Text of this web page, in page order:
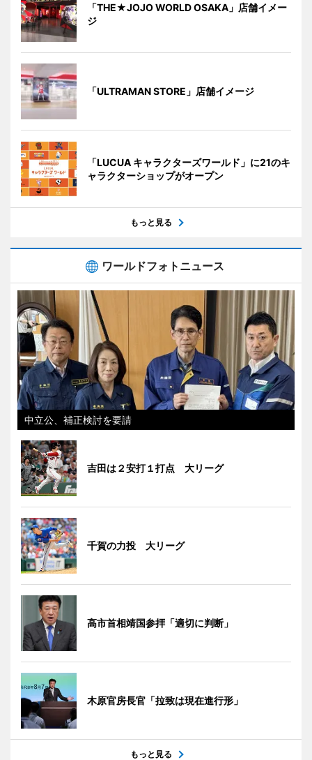
「THE★JOJO WORLD OSAKA」店舗イメー
ジ
「ULTRAMAN STORE」店舗イメージ
「LUCUA キャラクターズワールド」に21のキ
ャラクターショップがオープン
もっと見る
ワールドフォトニュース
中立公、補正検討を要請
吉田は２安打１打点 大リーグ
千賀の力投 大リーグ
高市首相靖国参拝「適切に判断」
木原官房長官「拉致は現在進行形」
もっと見る